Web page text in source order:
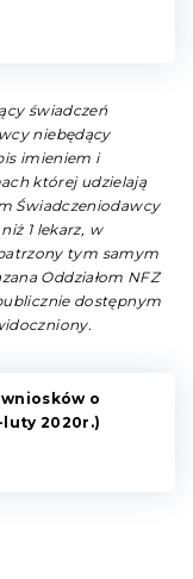
świadczeń
niebędący
imieniem i
której udzielają
Świadczeniodawcy
1 lekarz, w
tym samym
Oddziałom NFZ
dostępnym
o
2020r.)